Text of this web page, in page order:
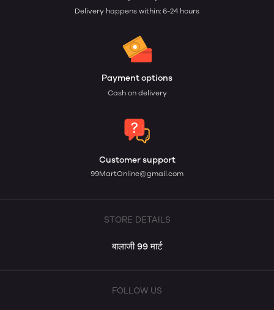
Delivery happens within: 6-24 hours
Payment options
Cash on delivery
Customer support
99MartOnline@gmail.com
STORE DETAILS
बालाजी 99 मार्ट
FOLLOW US